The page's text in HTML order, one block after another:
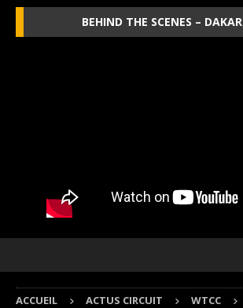
BEHIND THE SCENES –
ACCUEIL ACTUS CIRCUIT WTCC